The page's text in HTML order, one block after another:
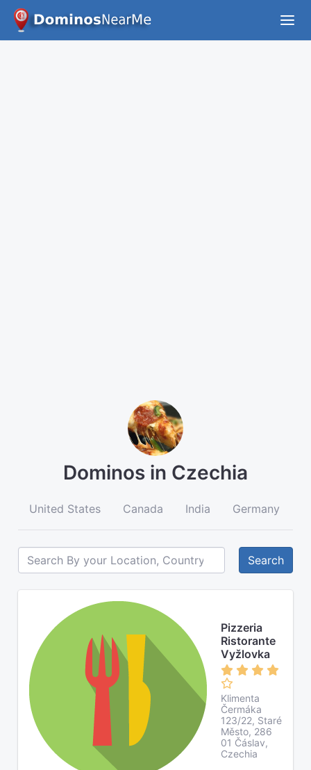
Dominos in Czechia
United States Canada India Germany
Search
Pizzeria
Ristorante
Vyžlovka
Klimenta
Čermáka
123/22, Staré
Město, 286
01 Čáslav,
Czechia